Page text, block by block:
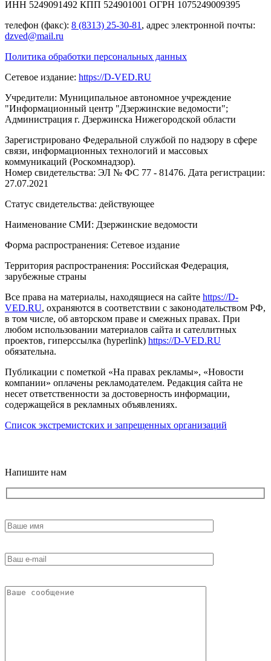
ИНН 5249091492 КПП 524901001 ОГРН 1075249009395
телефон (факс): 8 (8313) 25-30-81 , адрес электронной почты:
dzved@mail.ru
Политика обработки персональных данных
Сетевое издание: https://D-VED.RU
Учредители: Муниципальное автономное учреждение
"Информационный центр "Дзержинские ведомости";
Администрация г. Дзержинска Нижегородской области
Зарегистрировано Федеральной службой по надзору в сфере
связи, информационных технологий и массовых
коммуникаций (Роскомнадзор).
Номер свидетельства: ЭЛ № ФС 77 - 81476. Дата регистрации:
27.07.2021
Статус свидетельства: действующее
Наименование СМИ: Дзержинские ведомости
Форма распространения: Сетевое издание
Территория распространения: Российская Федерация,
зарубежные страны
Все права на материалы, находящиеся на сайте https://D-
VED.RU, охраняются в соответствии с законодательством РФ,
в том числе, об авторском праве и смежных правах. При
любом использовании материалов сайта и сателлитных
проектов, гиперссылка (hyperlink) https://D-VED.RU
обязательна.
Публикации с пометкой «На правах рекламы», «Новости
компании» оплачены рекламодателем. Редакция сайта не
несет ответственности за достоверность информации,
содержащейся в рекламных объявлениях.
Список экстремистских и запрещенных организаций
Напишите нам